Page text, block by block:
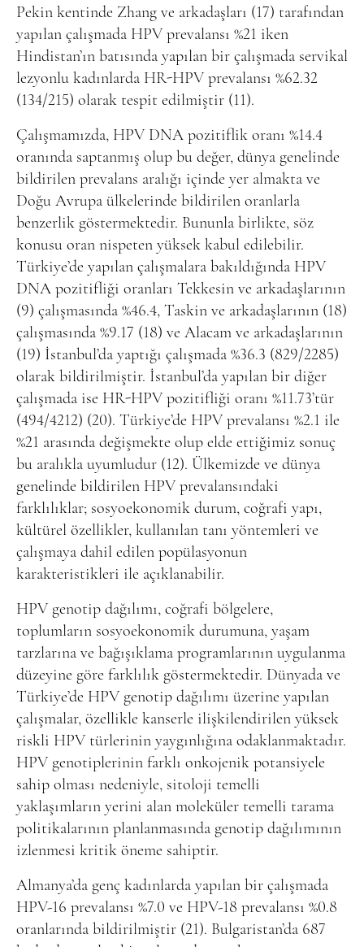
Pekin kentinde Zhang ve arkadaşları (17) tarafından
yapılan çalışmada HPV prevalansı %21 iken
Hindistan’ın batısında yapılan bir çalışmada servikal
lezyonlu kadınlarda HR-HPV prevalansı %62.32
(134/215) olarak tespit edilmiştir (11).
Çalışmamızda, HPV DNA pozitiflik oranı %14.4
oranında saptanmış olup bu değer, dünya genelinde
bildirilen prevalans aralığı içinde yer almakta ve
Doğu Avrupa ülkelerinde bildirilen oranlarla
benzerlik göstermektedir. Bununla birlikte, söz
konusu oran nispeten yüksek kabul edilebilir.
Türkiye’de yapılan çalışmalara bakıldığında HPV
DNA pozitifliği oranları Tekkesin ve arkadaşlarının
(9) çalışmasında %46.4, Taskin ve arkadaşlarının (18)
çalışmasında %9.17 (18) ve Alacam ve arkadaşlarının
(19) İstanbul’da yaptığı çalışmada %36.3 (829/2285)
olarak bildirilmiştir. İstanbul’da yapılan bir diğer
çalışmada ise HR-HPV pozitifliği oranı %11.73’tür
(494/4212) (20). Türkiye’de HPV prevalansı %2.1 ile
%21 arasında değişmekte olup elde ettiğimiz sonuç
bu aralıkla uyumludur (12). Ülkemizde ve dünya
genelinde bildirilen HPV prevalansındaki
farklılıklar; sosyoekonomik durum, coğrafi yapı,
kültürel özellikler, kullanılan tanı yöntemleri ve
çalışmaya dahil edilen popülasyonun
karakteristikleri ile açıklanabilir.
HPV genotip dağılımı, coğrafi bölgelere,
toplumların sosyoekonomik durumuna, yaşam
tarzlarına ve bağışıklama programlarının uygulanma
düzeyine göre farklılık göstermektedir. Dünyada ve
Türkiye’de HPV genotip dağılımı üzerine yapılan
çalışmalar, özellikle kanserle ilişkilendirilen yüksek
riskli HPV türlerinin yaygınlığına odaklanmaktadır.
HPV genotiplerinin farklı onkojenik potansiyele
sahip olması nedeniyle, sitoloji temelli
yaklaşımların yerini alan moleküler temelli tarama
politikalarının planlanmasında genotip dağılımının
izlenmesi kritik öneme sahiptir.
Almanya’da genç kadınlarda yapılan bir çalışmada
HPV-16 prevalansı %7.0 ve HPV-18 prevalansı %0.8
oranlarında bildirilmiştir (21). Bulgaristan’da 687